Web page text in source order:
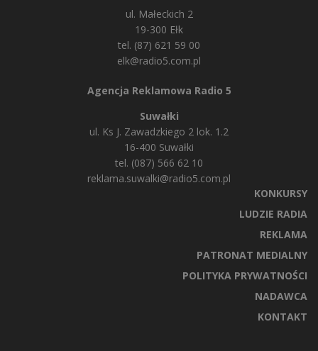
ul. Małeckich 2
19-300 Ełk
tel. (87) 621 59 00
elk@radio5.com.pl
Agencja Reklamowa Radio 5
Suwałki
ul. Ks J. Zawadzkiego 2 lok. 1.2
16-400 Suwałki
tel. (087) 566 62 10
reklama.suwalki@radio5.com.pl
KONKURSY
LUDZIE RADIA
REKLAMA
PATRONAT MEDIALNY
POLITYKA PRYWATNOŚCI
NADAWCA
KONTAKT